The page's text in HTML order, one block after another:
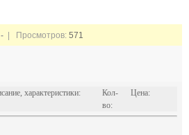
- | Просмотров: 571
характеристики:
Кол-
во:
Цена: